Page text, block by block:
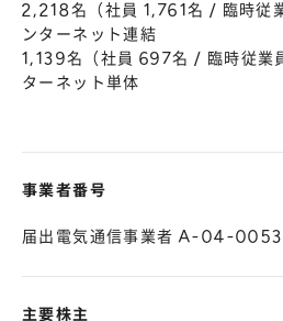
2,218名（社員 1,761名 / 臨時
ンターネット連結
1,139名（社員 697名 / 臨時従
ターネット単体
事業者番号
届出電気通信事業者 A-04-
主要株主